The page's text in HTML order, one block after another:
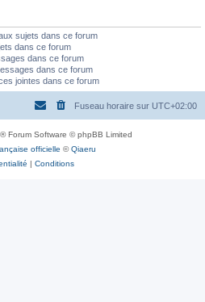
sujets dans ce forum
dans ce forum
dans ce forum
dans ce forum
jointes dans ce forum
Fuseau horaire sur UTC+02:00
® Forum Software © phpBB Limited
officielle ©Qiaeru
| Conditions